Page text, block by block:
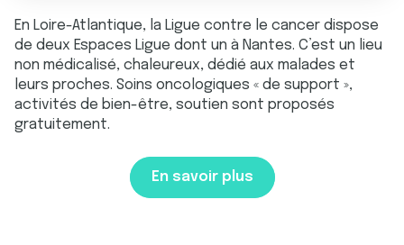
En Loire-Atlantique, la Ligue contre le cancer dispose
de deux Espaces Ligue dont un à Nantes. C’est un lieu
non médicalisé, chaleureux, dédié aux malades et
leurs proches. Soins oncologiques « de support »,
activités de bien-être, soutien sont proposés
gratuitement.
En savoir plus